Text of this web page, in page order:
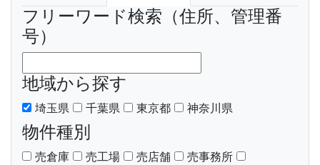
フリーワード検索（住所、管理番
号）
地域から探す
埼玉県 千葉県 東京都 神奈川県
物件種別
売倉庫 売工場 売店舗
売事務所